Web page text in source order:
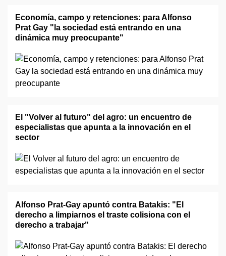
Economía, campo y retenciones: para Alfonso
Prat Gay "la sociedad está entrando en una
dinámica muy preocupante"
El "Volver al futuro" del agro: un encuentro de
especialistas que apunta a la innovación en el
sector
Alfonso Prat-Gay apuntó contra Batakis: "El
derecho a limpiarnos el traste colisiona con el
derecho a trabajar"